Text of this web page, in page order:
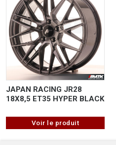
JAPAN RACING JR28
18X8,5 ET35 HYPER BLACK
Voir le produit